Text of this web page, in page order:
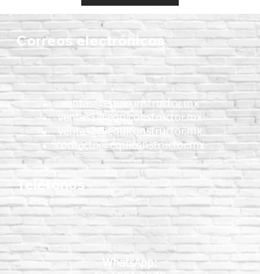
Correos electrónicos
ventas@equiconstructor.mx
ventas1@equiconstructor.mx
ventas2@equiconstructor.mx
contacto@equiconstructor.mx
Teléfonos
WhatsApp: